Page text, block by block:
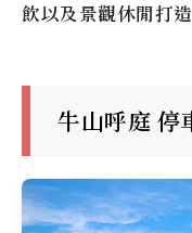
飲以及景觀休閒打
牛山呼庭 停